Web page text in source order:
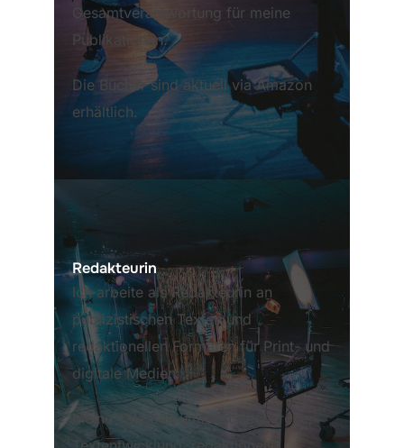
Gesamtverantwortung für meine
Publikationen.
Die Bücher sind aktuell via Amazon
erhältlich.
Redakteurin
Ich arbeite als Redakteurin an
publizistischen Texten und
redaktionellen Formaten für Print- und
digitale Medien.
Meine Tätigkeit umfasst Recherche,